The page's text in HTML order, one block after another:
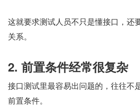
这就要求测试人员不只是懂接口，还
关系。
2. 前置条件经常很复杂
接口测试里最容易出问题的，往往不
前置条件。